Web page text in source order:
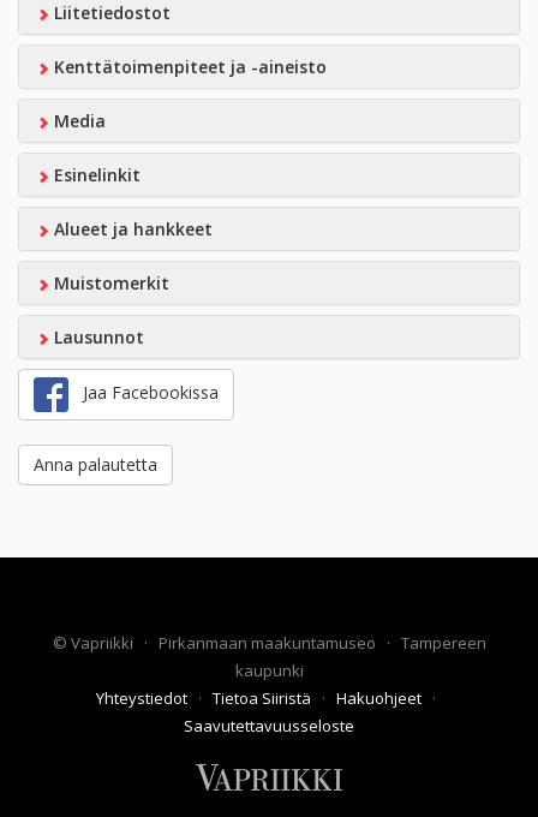
Liitetiedostot
Kenttätoimenpiteet ja -aineisto
Media
Esinelinkit
Alueet ja hankkeet
Muistomerkit
Lausunnot
Jaa Facebookissa
Anna palautetta
© Vapriikki · Pirkanmaan maakuntamuseo · Tampereen
kaupunki
Yhteystiedot · Tietoa Siiristä · Hakuohjeet ·
Saavutettavuusseloste